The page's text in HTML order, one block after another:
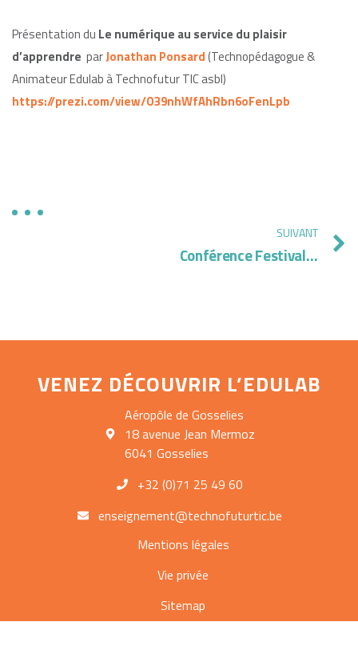
Présentation du Le numérique au service du plaisir
d’apprendre parJonathan Ponsard(Technopédagogue &
Animateur Edulab à Technofutur TIC asbl)
https://prezi.com/view/O39nhWfAhRbn6oFenLpb
SUIVANT
Conférence Festivalootb
VENEZ DÉCOUVRIR L’EDULAB
Aéropôle de Gosselies
18 avenue Jean Mermoz
6041 Gosselies
+32 (0)71 25 49 60
enseignement@technofuturtic.be
Mentions légales
Vie privée
Sitemap